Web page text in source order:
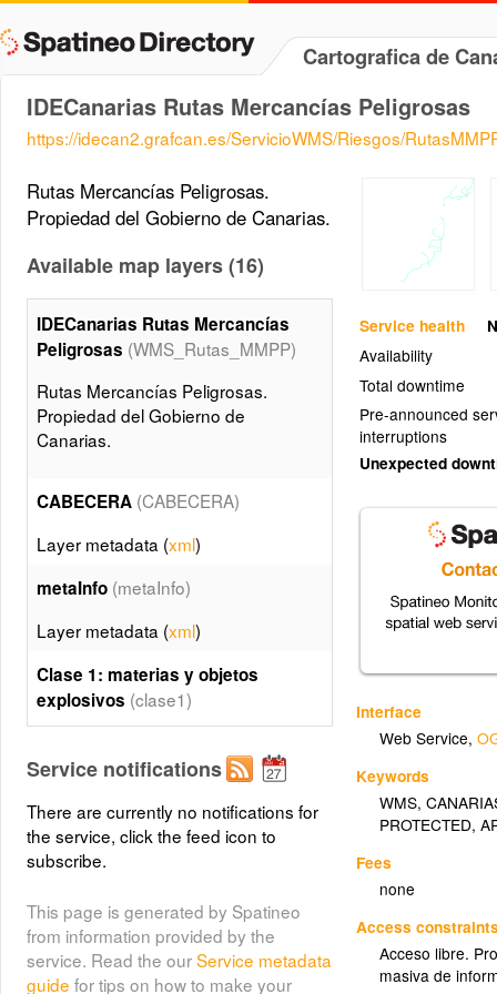
Cartografica de
IDECanarias Rutas Mercancías Peligrosas
https://idecan2.grafcan.es/ServicioWMS/Riesgos/
Service health
Availability
Total downtime
Pre-announced
interruptions
Unexpected
Interface
Web Service,
Keywords
WMS,
PROTECTED,
Fees
none
Access
Acceso libre.
masiva de
Rutas Mercancías Peligrosas.
Propiedad del Gobierno de Canarias.
Available map layers (16)
IDECanarias Rutas Mercancías
Peligrosas (WMS_Rutas_MMPP)
Rutas Mercancías Peligrosas.
Propiedad del Gobierno de
Canarias.
CABECERA (CABECERA)
Layer metadata (xml)
metaInfo (metaInfo)
Layer metadata (xml)
Clase 1: materias y objetos
explosivos (clase1)
Layer metadata (xml
Clase 3: líquidos inflamables
Layer metadata (xml)
Clase 4.1: materias sólidas
Service notifications
There are currently no notifications for
the service, click the feed icon to
subscribe.
This page is generated by Spatineo
from information provided by the
service. Read the ourService metadata
guide for tips on how to make your